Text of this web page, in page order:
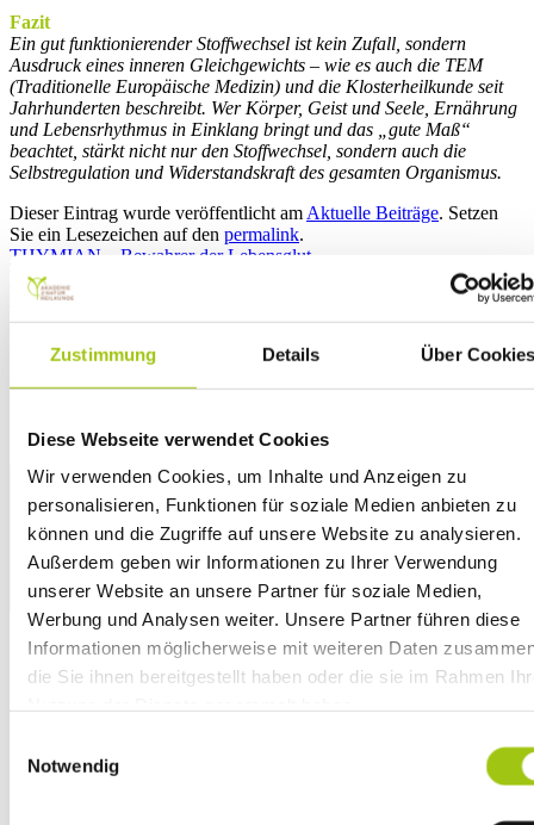
Zustimmung Details Über
Diese Webseite verwendet Cookies
Wir verwenden Cookies, um Inhalte und Anzeigen zu
personalisieren, Funktionen für soziale Medien anbieten zu
können und die Zugriffe auf unsere Website zu analysieren.
Außerdem geben wir Informationen zu Ihrer Verwendung
unserer Website an unsere Partner für soziale Medien,
Werbung und Analysen weiter. Unsere Partner führen diese
Informationen möglicherweise mit weiteren Daten
die Sie ihnen bereitgestellt haben oder die sie im Rahmen
Art. 13 DSGVO
Notwendig
Fazit
Ein gut funktionierender Stoffwechsel ist kein Zufall, sondern
Ausdruck eines inneren Gleichgewichts – wie es auch die TEM
(Traditionelle Europäische Medizin) und die Klosterheilkunde seit
Jahrhunderten beschreibt. Wer Körper, Geist und Seele, Ernährung
und Lebensrhythmus in Einklang bringt und das „gute Maß“
beachtet, stärkt nicht nur den Stoffwechsel, sondern auch die
Selbstregulation und Widerstandskraft des gesamten Organismus.
Dieser Eintrag wurde veröffentlicht am Aktuelle Beiträge. Setzen
Sie ein Lesezeichen auf den permalink.
THYMIAN – Bewahrer der Lebensglut
HEILMITTEL AUS DEM MORGENLAND – Weihrauch, Gold
und Myrrhe
Schreiben Sie einen Kommentar
Ihre E-Mail-Adresse wird nicht veröffentlicht. Erforderliche Felder
Kommentar*
Name*
Mit dem Absenden meiner Bewertung erkläre ich mich mit den